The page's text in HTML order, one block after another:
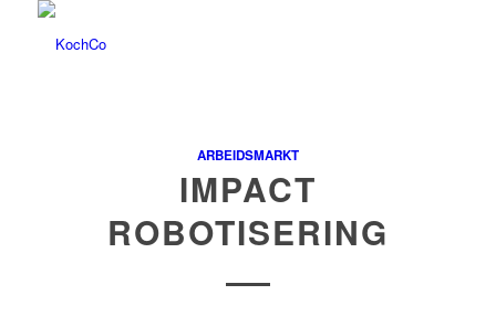
ARBEIDSMARKT
IMPACT
ROBOTISERING